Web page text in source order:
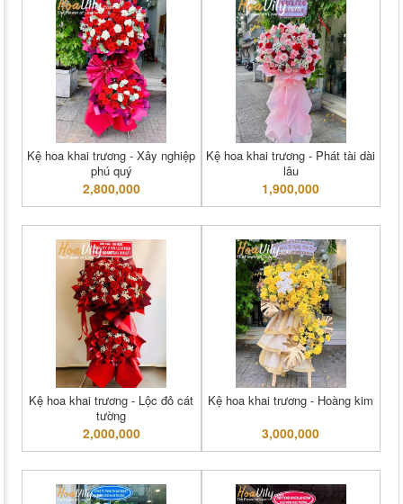
Kệ hoa khai trương - Xây nghiệp
phú quý
2,800,000
Kệ hoa khai trương - Phát tài dài
lâu
1,900,000
Kệ hoa khai trương - Lộc đỏ cát
tường
2,000,000
Kệ hoa khai trương - Hoàng kim
3,000,000